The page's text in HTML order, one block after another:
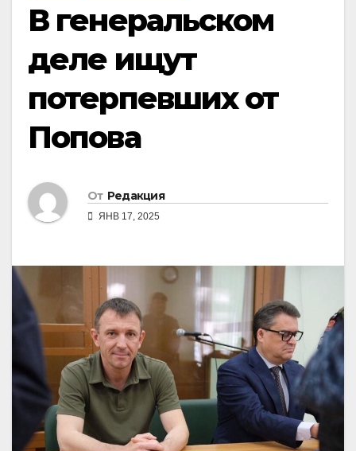
В генеральском
деле ищут
потерпевших от
Попова
От Редакция
ЯНВ 17, 2025